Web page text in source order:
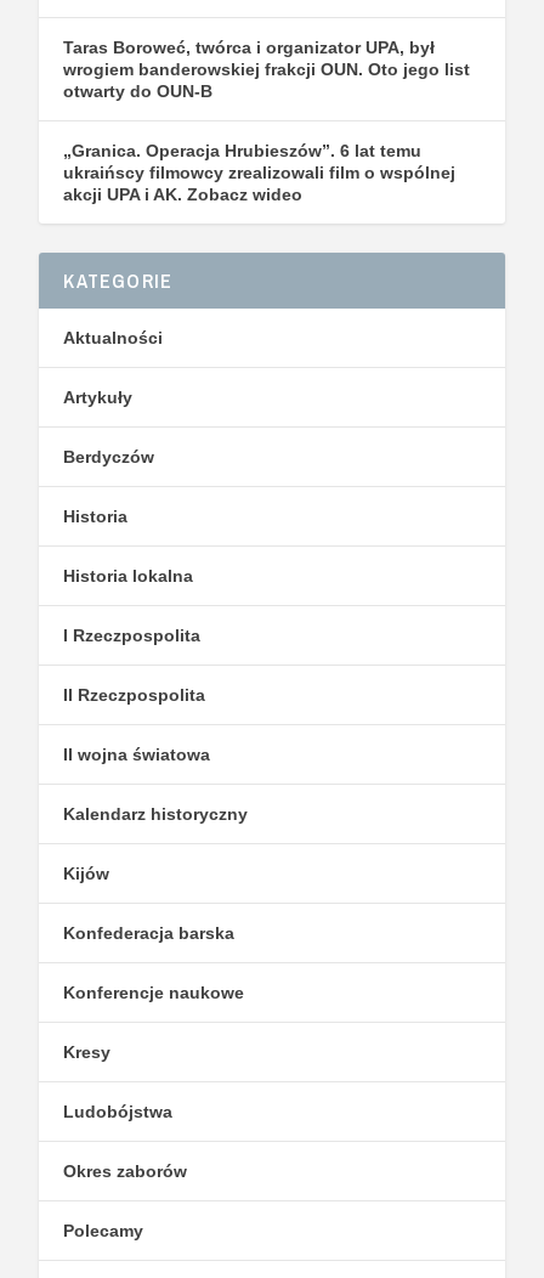
Taras Boroweć, twórca i organizator UPA, był
wrogiem banderowskiej frakcji OUN. Oto jego list
otwarty do OUN-B
„Granica. Operacja Hrubieszów”. 6 lat temu
ukraińscy filmowcy zrealizowali film o wspólnej
akcji UPA i AK. Zobacz wideo
KATEGORIE
Aktualności
Artykuły
Berdyczów
Historia
Historia lokalna
I Rzeczpospolita
II Rzeczpospolita
II wojna światowa
Kalendarz historyczny
Kijów
Konfederacja barska
Konferencje naukowe
Kresy
Ludobójstwa
Okres zaborów
Polecamy